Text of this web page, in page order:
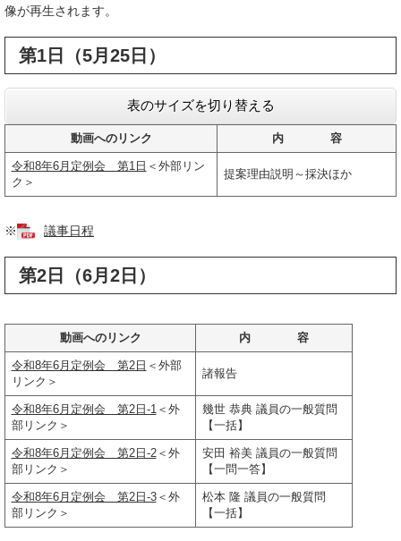
像が再生されます。
第1日（5月25日）
表のサイズを切り替える
動画へのリンク 内 容
令和8年6月定例会 第1日 ＜外部リン
ク＞
提案理由説明～採決ほか
※ 議事日程
第2日（6月2日）
動画へのリンク 内 容
令和8年6月定例会 第2日 ＜外部
リンク＞
諸報告
令和8年6月定例会 第2日-1 ＜外
部リンク＞
幾世 恭典 議員の一般質問
【一括】
令和8年6月定例会 第2日-2＜外
部リンク＞
安田 裕美 議員の一般質問
【一問一答】
令和8年6月定例会 第2日-3＜外
部リンク＞
松本 隆 議員の一般質問
【一括】